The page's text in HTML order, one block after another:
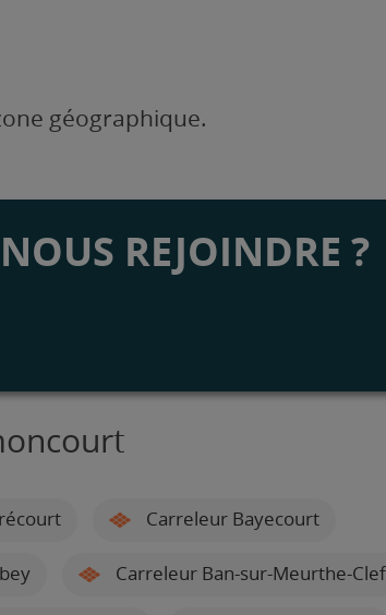
géographique.
REJOINDRE ?
Carreleur Bayecourt
Carreleur Ban-sur-Meurthe-